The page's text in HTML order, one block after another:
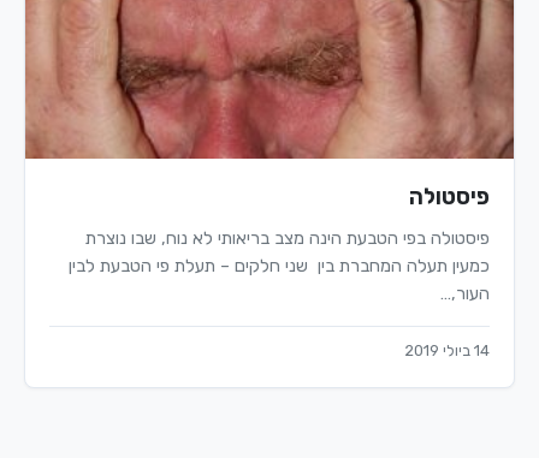
פיסטולה
פיסטולה בפי הטבעת הינה מצב בריאותי לא נוח, שבו נוצרת
כמעין תעלה המחברת בין שני חלקים – תעלת פי הטבעת לבין
העור,…
14 ביולי 2019